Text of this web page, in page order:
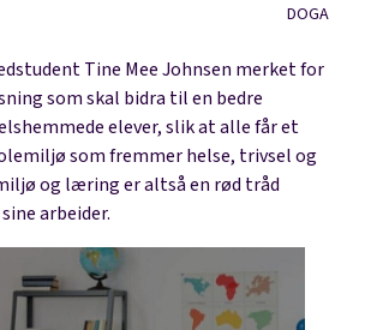
DOGA
Tine Mee Johnsen merket for
som skal bidra til en bedre
elever, slik at alle får et
som fremmer helse, trivsel og
og læring er altså en rød tråd
arbeider.